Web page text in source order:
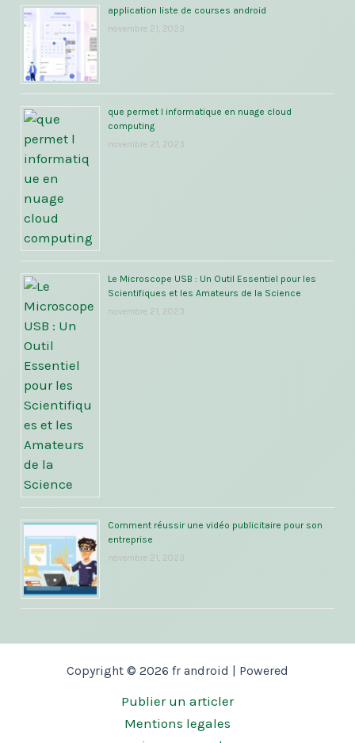
application liste de courses android
novembre 21, 2023
que permet l informatique en nuage cloud
computing
novembre 21, 2023
Le Microscope USB : Un Outil Essentiel pour les
Scientifiques et les Amateurs de la Science
novembre 21, 2023
Comment réussir une vidéo publicitaire pour son
entreprise
novembre 21, 2023
Copyright © 2026 fr android | Powered
Publier un articler
Mentions legales